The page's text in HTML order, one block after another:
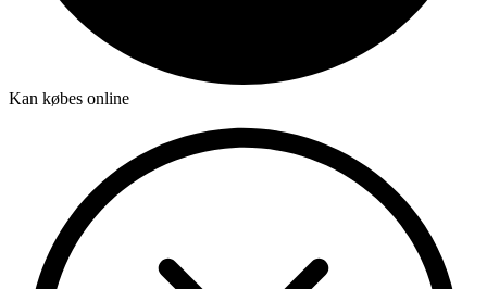
Kan købes online